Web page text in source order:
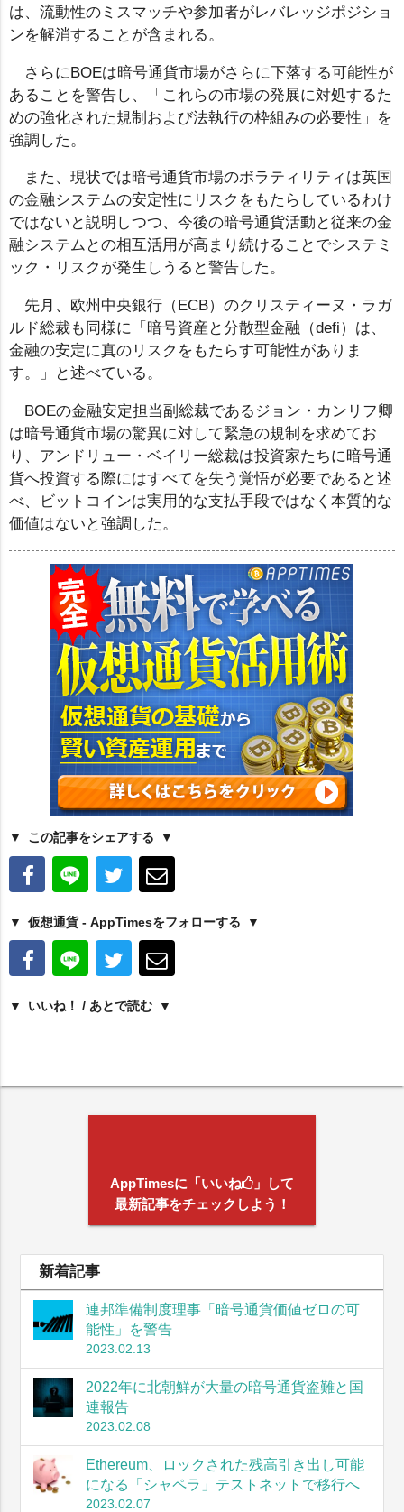
は、流動性のミスマッチや参加者がレバレッジポジショ
ンを解消することが含まれる。
さらにBOEは暗号通貨市場がさらに下落する可能性が
あることを警告し、「これらの市場の発展に対処するた
めの強化された規制および法執行の枠組みの必要性」を
強調した。
また、現状では暗号通貨市場のボラティリティは英国
の金融システムの安定性にリスクをもたらしているわけ
ではないと説明しつつ、今後の暗号通貨活動と従来の金
融システムとの相互活用が高まり続けることでシステミ
ック・リスクが発生しうると警告した。
先月、欧州中央銀行（ECB）のクリスティーヌ・ラガ
ルド総裁も同様に「暗号資産と分散型金融（defi）は、
金融の安定に真のリスクをもたらす可能性がありま
す。」と述べている。
BOEの金融安定担当副総裁であるジョン・カンリフ卿
は暗号通貨市場の驚異に対して緊急の規制を求めてお
り、アンドリュー・ベイリー総裁は投資家たちに暗号通
貨へ投資する際にはすべてを失う覚悟が必要であると述
べ、ビットコインは実用的な支払手段ではなく本質的な
価値はないと強調した。
この記事をシェアする
仮想通貨 - AppTimesをフォローする
いいね！ / あとで読む
AppTimesに「いいね
」して
最新記事をチェックしよう！
新着記事
連邦準備制度理事「暗号通貨価値ゼロの可
能性」を警告
2023.02.13
2022年に北朝鮮が大量の暗号通貨盗難と国
連報告
2023.02.08
Ethereum、ロックされた残高引き出し可能
になる「シャペラ」テストネットで移行へ
2023.02.07